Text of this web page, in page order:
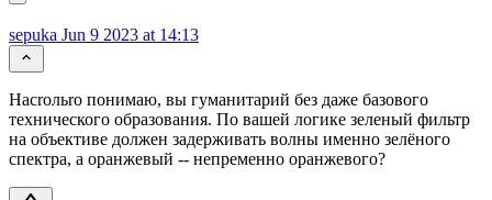
sepuka Jun 9 2023 at 14:13
Насrольrо понимаю, вы гуманитарий без даже базового
технического образования. По вашей логике зеленый фильтр
на объективе должен задерживать волны именно зелёного
спектра, а оранжевый -- непременно оранжевого?